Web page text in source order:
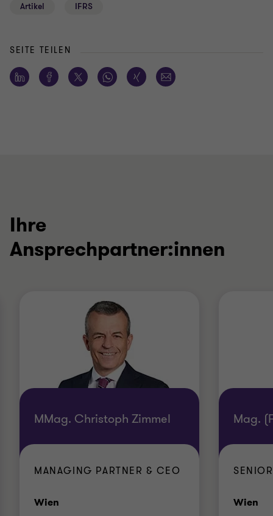
Artikel IFRS
SEITE TEILEN
Ihre
Ansprechpartner:innen
MMag. Christoph Zimmel
MANAGING PARTNER & CEO
Wien
Mag.
Wien